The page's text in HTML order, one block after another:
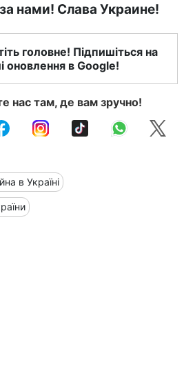
нами! Слава Украине!
головне! Підпишіться на
оновлення в Google!
нас там, де вам зручно!
в Україні